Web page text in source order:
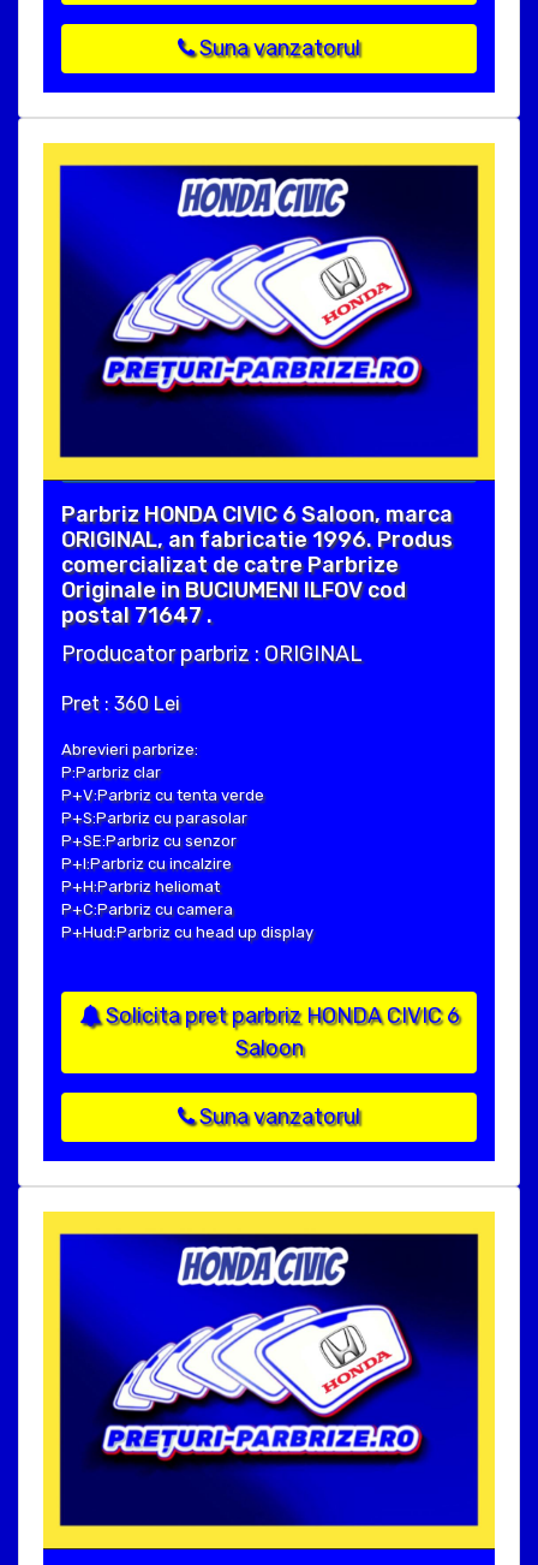
Suna vanzatorul
Parbriz HONDA CIVIC 6 Saloon, marca
ORIGINAL, an fabricatie 1996. Produs
comercializat de catre Parbrize
Originale in BUCIUMENI ILFOV cod
postal 71647 .
Producator parbriz : ORIGINAL
Pret : 360 Lei
Abrevieri parbrize:
P:Parbriz clar
P+V:Parbriz cu tenta verde
P+S:Parbriz cu parasolar
P+SE:Parbriz cu senzor
P+I:Parbriz cu incalzire
P+H:Parbriz heliomat
P+C:Parbriz cu camera
P+Hud:Parbriz cu head up display
Solicita pret parbriz HONDA CIVIC 6
Saloon
Suna vanzatorul